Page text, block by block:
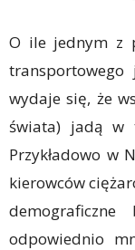
O ile jednym z
wydaje się, że
świata) jadą w
Przykładowo w
kierowców
odpowiednio